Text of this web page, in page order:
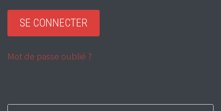
Mot de passe oublié ?